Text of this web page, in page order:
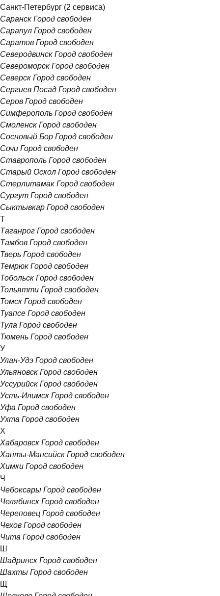
Санкт-Петербург (2 сервиса)
Саранск Город свободен
Сарапул Город свободен
Саратов Город свободен
Северодвинск Город свободен
Североморск Город свободен
Северск Город свободен
Сергиев Посад Город свободен
Серов Город свободен
Симферополь Город свободен
Смоленск Город свободен
Сосновый Бор Город свободен
Сочи Город свободен
Ставрополь Город свободен
Старый Оскол Город свободен
Стерлитамак Город свободен
Сургут Город свободен
Сыктывкар Город свободен
Т
Таганрог Город свободен
Тамбов Город свободен
Тверь Город свободен
Темрюк Город свободен
Тобольск Город свободен
Тольятти Город свободен
Томск Город свободен
Туапсе Город свободен
Тула Город свободен
Тюмень Город свободен
У
Улан-Удэ Город свободен
Ульяновск Город свободен
Уссурийск Город свободен
Усть-Илимск Город свободен
Уфа Город свободен
Ухта Город свободен
Х
Хабаровск Город свободен
Ханты-Мансийск Город свободен
Химки Город свободен
Ч
Чебоксары Город свободен
Челябинск Город свободен
Череповец Город свободен
Чехов Город свободен
Чита Город свободен
Ш
Шадринск Город свободен
Шахты Город свободен
Щ